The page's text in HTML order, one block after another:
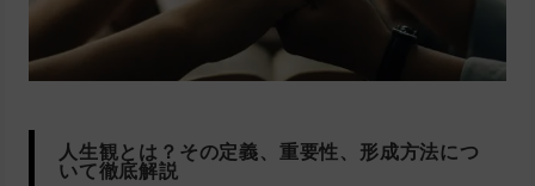
人生観とは？その定義、重要性、形成方法につ
いて徹底解説